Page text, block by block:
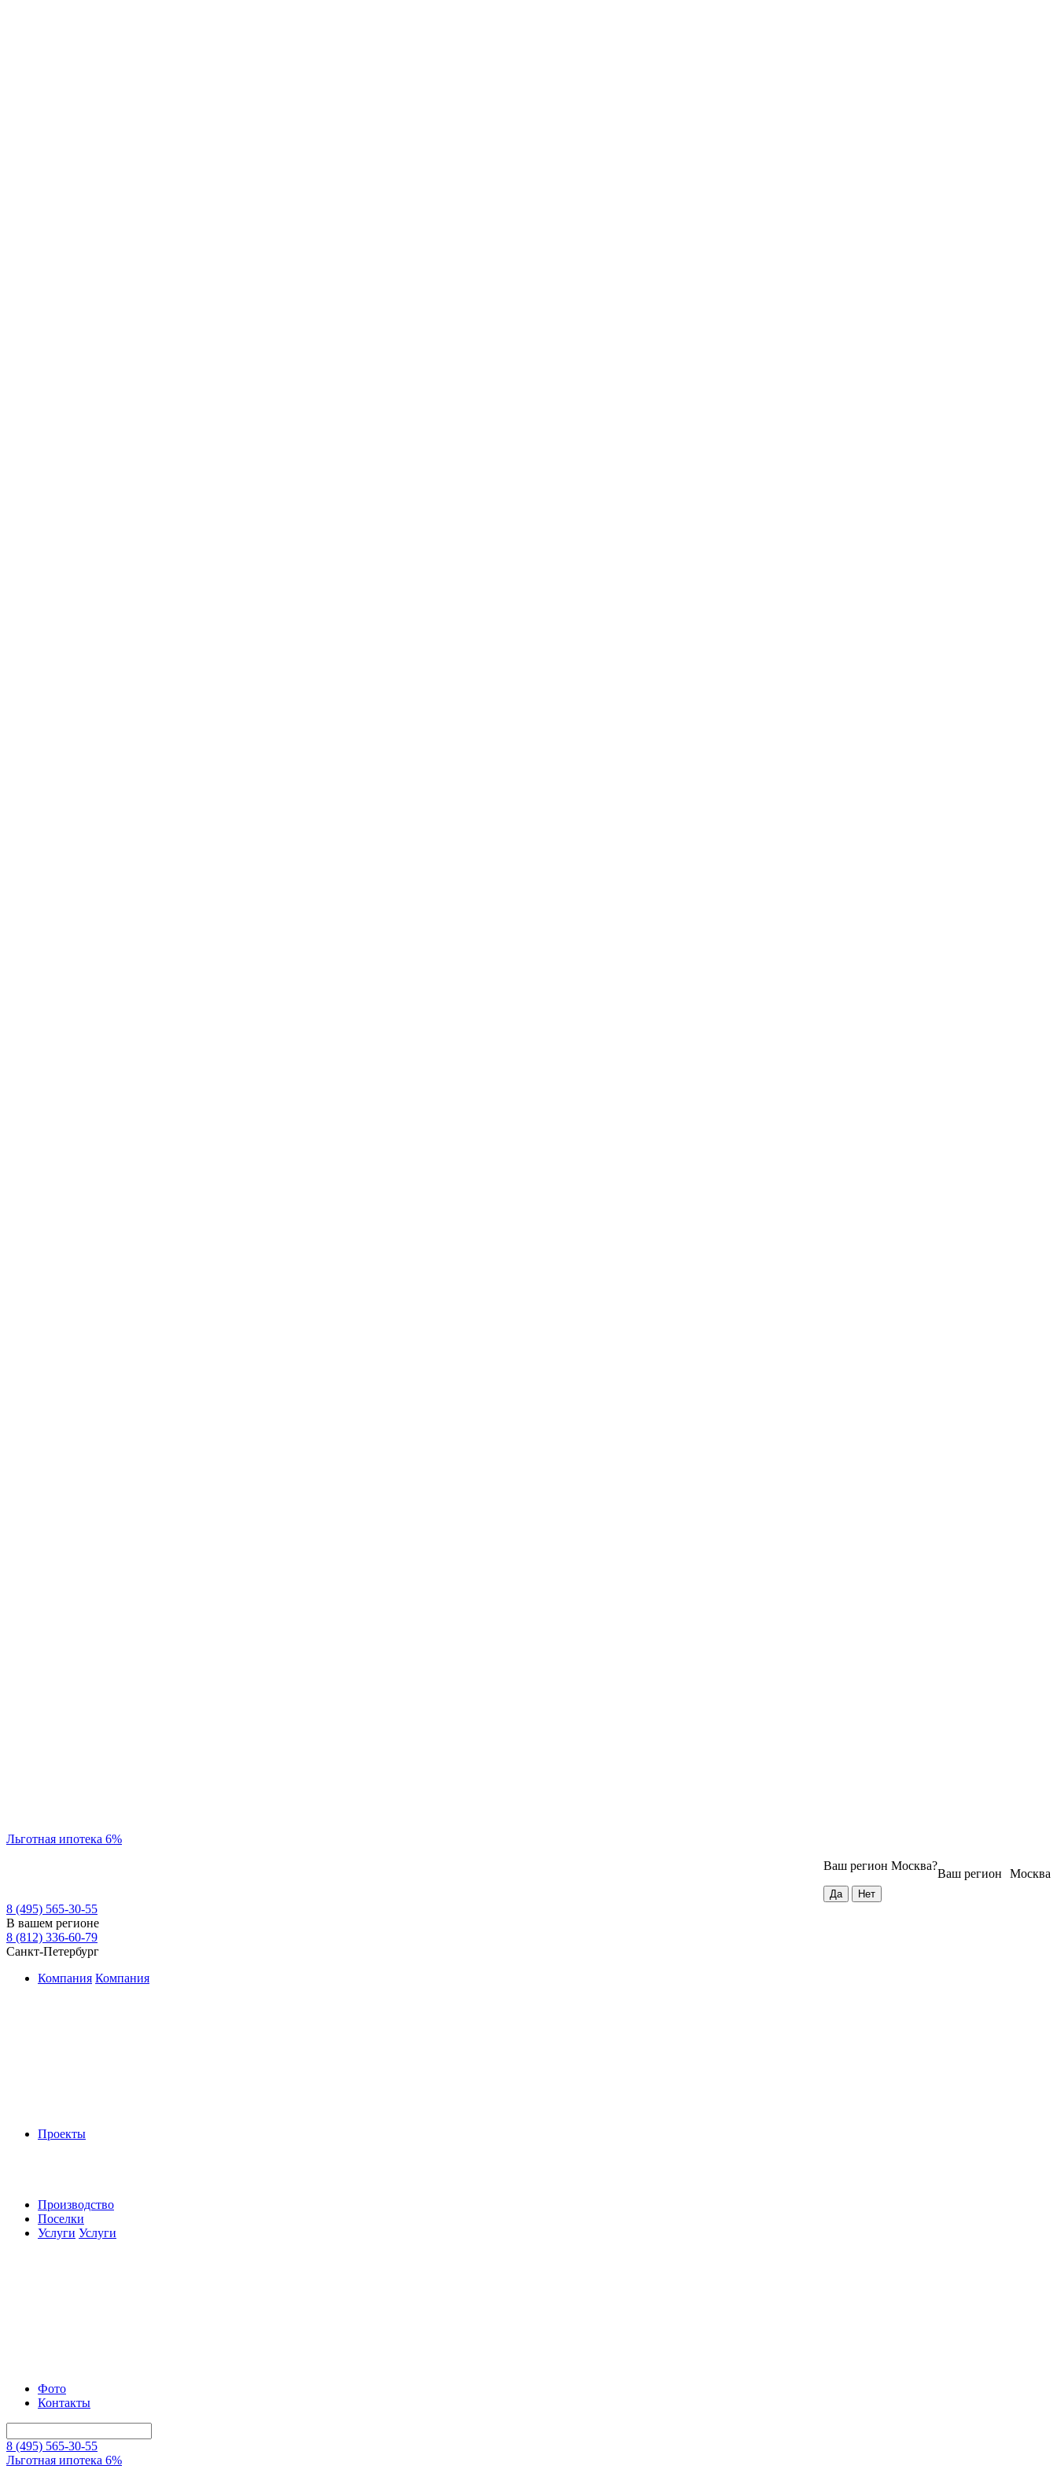
Льготная ипотека 6%
Москва
Ваш регион
Ваш регион Москва?
8 (495) 565-30-55
В вашем регионе
8 (812) 336-60-79
Санкт-Петербург
Компания Компания
Проекты
Производство
Поселки
Услуги Услуги
Фото
Контакты
8 (495) 565-30-55
Льготная ипотека 6%